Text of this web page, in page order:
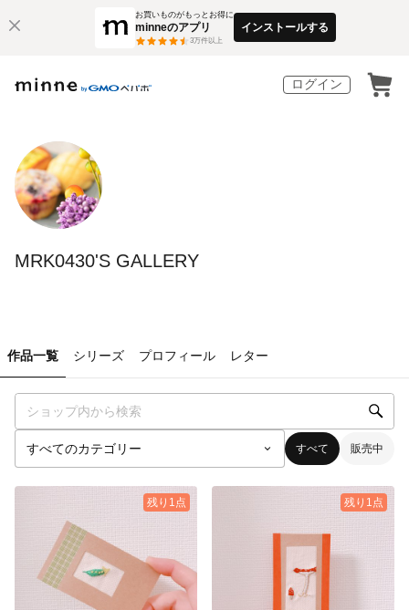
お買いものがもっとお得に
minneのアプリ
3万件以上
インストールする
ログイン
MRK0430'S GALLERY
作品一覧 シリーズ プロフィール レター
すべて 販売中
残り1点 残り1点